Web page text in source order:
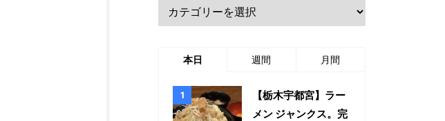
本日 週間 月間
【栃木宇都宮】ラー
メン ジャンクス。完